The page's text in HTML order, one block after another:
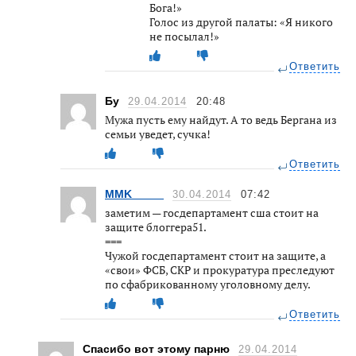
Бога!»
Голос из другой палаты: «Я никого
не посылал!»
Ответить
Бу 29.04.2014 20:48
Мужа пусть ему найдут. А то ведь Бергана из
семьи уведет, сучка!
Ответить
MMK_____ 30.04.2014 07:42
заметим — госдепартамент сша стоит на
защите блоггера51.
===
Чужой госдепартамент стоит на защите, а
«свои» ФСБ, СКР и прокуратура преследуют
по сфабрикованному уголовному делу.
Ответить
Спасибо вот этому парню 29.04.2014